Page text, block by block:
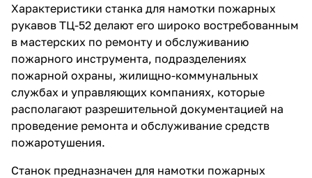
Характеристики станка для намотки пожарных
рукавов ТЦ-52 делают его широко востребованным
в мастерских по ремонту и обслуживанию
пожарного инструмента, подразделениях
пожарной охраны, жилищно-коммунальных
службах и управляющих компаниях, которые
располагают разрешительной документацией на
проведение ремонта и обслуживание средств
пожаротушения.
Станок предназначен для намотки пожарных